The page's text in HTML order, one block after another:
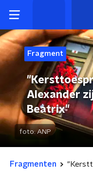
Fragment
Alexander
Beatrix"
foto:ANP
Fragmenten